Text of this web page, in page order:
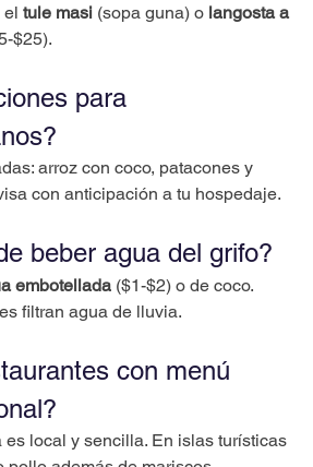
el tule masi (sopa guna) o langosta a
$25).
para
arroz con coco, patacones y
con anticipación a tu hospedaje.
beber agua del grifo?
embotellada ($1-$2) o de coco.
filtran agua de lluvia.
con menú
es local y sencilla. En islas turísticas